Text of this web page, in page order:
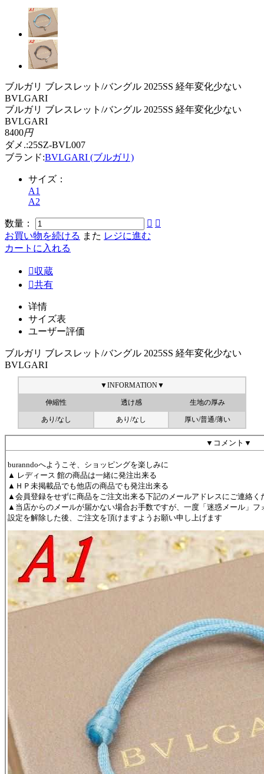
ブルガリ ブレスレット/バングル 2025SS 経年変化少ない
BVLGARI
ブルガリ ブレスレット/バングル 2025SS 経年変化少ない
BVLGARI
8400円
ダメ.:25SZ-BVL007
ブランド:BVLGARI (ブルガリ)
サイズ：
A1
A2
数量：  
お買い物を続ける また レジに進む
カートに入れる
収蔵
共有
详情
サイズ表
ユーザー評価
ブルガリ ブレスレット/バングル 2025SS 経年変化少ない
BVLGARI
▼INFORMATION▼
伸縮性 透け感 生地の厚み
あり/なし あり/なし 厚い/普通/薄い
▼ コメント ▼
buranndoへようこそ、ショッピングを楽しみに
▲ レディース 館の商品は一緒に発注出来る
▲ＨＰ未掲載品でも他店の商品でも発注出来る
▲会員登録をせずに商品をご注文出来る下記のメールアドレスにご連絡
▲当店からのメールが届かない場合お手数ですが、一度「迷惑メール」
設定を解除した後、ご注文を頂けますようお願い申し上げます